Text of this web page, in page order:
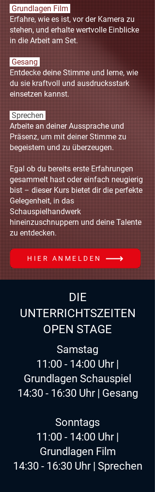
Grundlagen Film
Erfahre, wie es ist, vor der Kamera zu
stehen, und erhalte wertvolle Einblicke
in die Arbeit am Set.
Gesang
Entdecke deine Stimme und lerne, wie
du sie kraftvoll und ausdrucksstark
einsetzen kannst.
Sprechen
Arbeite an deiner Aussprache und
Präsenz, um mit deiner Stimme zu
begeistern und zu überzeugen.
Egal ob du bereits erste Erfahrungen
gesammelt hast oder einfach neugierig
bist – dieser Kurs bietet dir die perfekte
Gelegenheit, in das
Schauspielhandwerk
hineinzuschnuppern und deine Talente
zu entdecken.​
HIER ANMELDEN
DIE
UNTERRICHTSZEITEN
OPEN STAGE
Samstag
11:00 - 14:00 Uhr |
Grundlagen Schauspiel
14:30 - 16:30 Uhr | Gesang
Sonntags
11:00 - 14:00 Uhr |
Grundlagen Film
14:30 - 16:30 Uhr | Sprechen